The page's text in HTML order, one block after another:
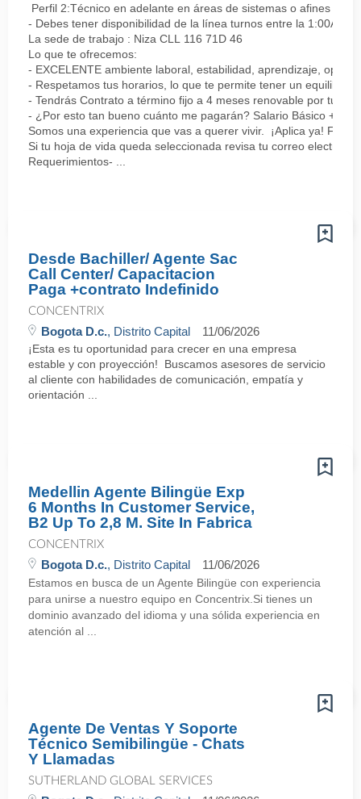
Perfil 2:Técnico en adelante en áreas de sistemas o afines
- Debes tener disponibilidad de la línea turnos entre la 1:00AM
La sede de trabajo : Niza CLL 116 71D 46
Lo que te ofrecemos:
- EXCELENTE ambiente laboral, estabilidad, aprendizaje,
- Respetamos tus horarios, lo que te permite tener un equilibrio
- Tendrás Contrato a término fijo a 4 meses renovable por tu
- ¿Por esto tan bueno cuánto me pagarán? Salario Básico +
Somos una experiencia que vas a querer vivir. ¡Aplica ya!
Si tu hoja de vida queda seleccionada revisa tu correo
Requerimientos- ...
Desde Bachiller/ Agente Sac
Call Center/ Capacitacion
Paga +contrato Indefinido
CONCENTRIX
Bogota D.c., Distrito Capital 11/06/2026
¡Esta es tu oportunidad para crecer en una empresa
estable y con proyección! Buscamos asesores de servicio
al cliente con habilidades de comunicación, empatía y
orientación ...
Medellin Agente Bilingüe Exp
6 Months In Customer Service,
B2 Up To 2,8 M. Site In Fabrica
CONCENTRIX
Bogota D.c., Distrito Capital 11/06/2026
Estamos en busca de un Agente Bilingüe con experiencia
para unirse a nuestro equipo en Concentrix.Si tienes un
dominio avanzado del idioma y una sólida experiencia en
atención al ...
Agente De Ventas Y Soporte
Técnico Semibilingüe - Chats
Y Llamadas
SUTHERLAND GLOBAL SERVICES